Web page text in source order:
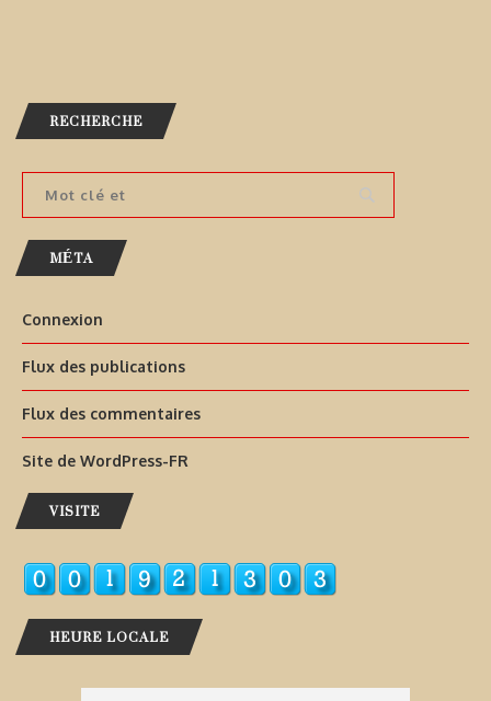
RECHERCHE
MÉTA
Connexion
Flux des publications
Flux des commentaires
Site de WordPress-FR
VISITE
HEURE LOCALE